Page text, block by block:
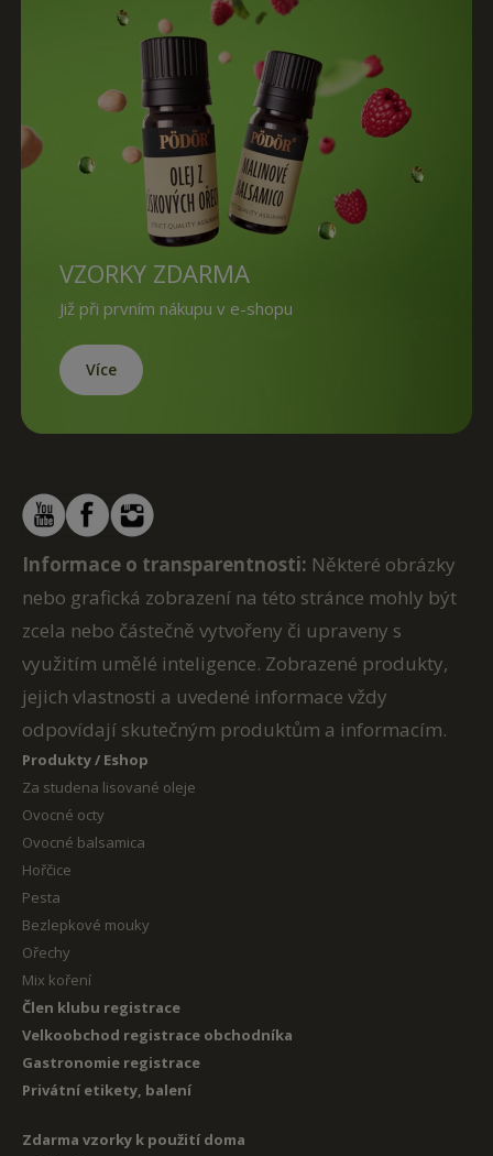
VZORKY ZDARMA
Již při prvním nákupu v e-shopu
Více
Informace o transparentnosti: Některé obrázky
nebo grafická zobrazení na této stránce mohly být
zcela nebo částečně vytvořeny či upraveny s
využitím umělé inteligence. Zobrazené produkty,
jejich vlastnosti a uvedené informace vždy
odpovídají skutečným produktům a informacím.
Produkty / Eshop
Za studena lisované oleje
Ovocné octy
Ovocné balsamica
Hořčice
Pesta
Bezlepkové mouky
Ořechy
Mix koření
Člen klubu registrace
Velkoobchod registrace obchodníka
Gastronomie registrace
Privátní etikety, balení
Zdarma vzorky k použití doma